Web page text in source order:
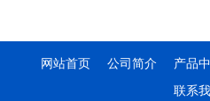
网站首页 公司简介 产品
联系